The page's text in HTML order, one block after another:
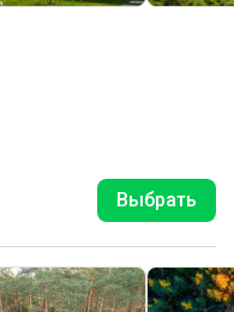
Выбрать